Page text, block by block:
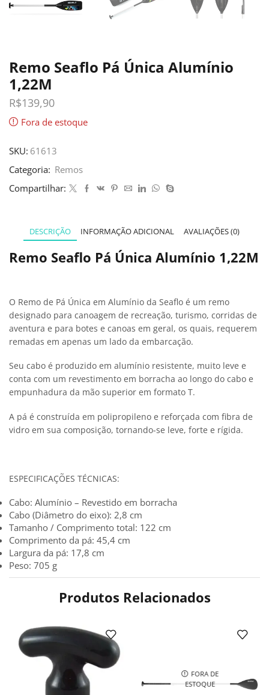
Remo Seaflo Pá Única Alumínio
1,22M
R$139,90
Fora de estoque
SKU: 61613
Categoria: Remos
Compartilhar:
DESCRIÇÃO INFORMAÇÃO ADICIONAL AVALIAÇÕES (0)
Remo Seaflo Pá Única Alumínio 1,22M
O Remo de Pá Única em Alumínio da Seaflo é um remo
designado para canoagem de recreação, turismo, corridas de
aventura e para botes e canoas em geral, os quais, requerem
remadas em apenas um lado da embarcação.
Seu cabo é produzido em alumínio resistente, muito leve e
conta com um revestimento em borracha ao longo do cabo e
empunhadura da mão superior em formato T.
A pá é construída em polipropileno e reforçada com fibra de
vidro em sua composição, tornando-se leve, forte e rígida.
ESPECIFICAÇÕES TÉCNICAS:
Cabo: Alumínio – Revestido em borracha
Cabo (Diâmetro do eixo): 2,8 cm
Tamanho / Comprimento total: 122 cm
Comprimento da pá: 45,4 cm
Largura da pá: 17,8 cm
Peso: 705 g
Produtos Relacionados
FORA DE
ESTOQUE